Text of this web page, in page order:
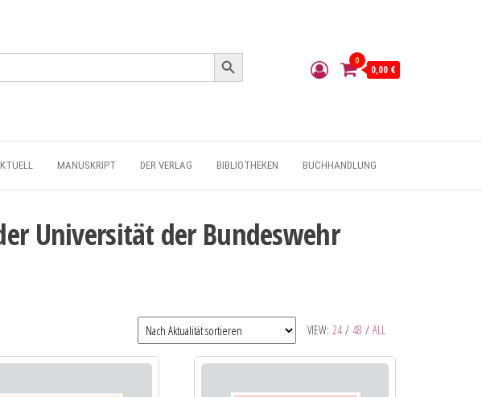
Search Button
0
0,00 €
MANUSKRIPT DER VERLAG BIBLIOTHEKEN BUCHHANDLUNG
Universität der Bundeswehr
VIEW: 24 / 48 / ALL